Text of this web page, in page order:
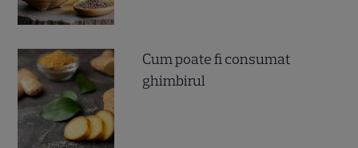
Cum poate fi consumat
ghimbirul